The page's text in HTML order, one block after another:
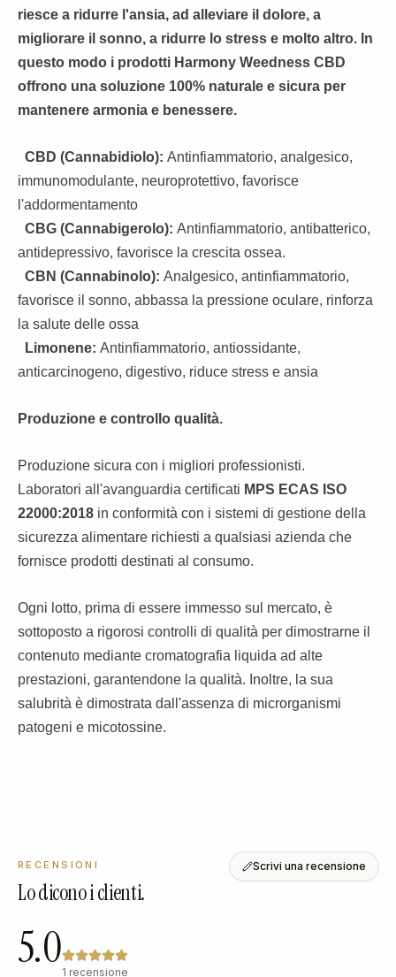
riesce a ridurre l'ansia, ad alleviare il dolore, a
migliorare il sonno, a ridurre lo stress e molto altro. In
questo modo i prodotti Harmony Weedness CBD
offrono una soluzione 100% naturale e sicura per
mantenere armonia e benessere.
CBD (Cannabidiolo): Antinfiammatorio, analgesico,
immunomodulante, neuroprotettivo, favorisce
l'addormentamento
CBG (Cannabigerolo): Antinfiammatorio, antibatterico,
antidepressivo, favorisce la crescita ossea.
CBN (Cannabinolo): Analgesico, antinfiammatorio,
favorisce il sonno, abbassa la pressione oculare, rinforza
la salute delle ossa
Limonene: Antinfiammatorio, antiossidante,
anticarcinogeno, digestivo, riduce stress e ansia
Produzione e controllo qualità.
Produzione sicura con i migliori professionisti.
Laboratori all'avanguardia certificati MPS ECAS ISO
22000:2018 in conformità con i sistemi di gestione della
sicurezza alimentare richiesti a qualsiasi azienda che
fornisce prodotti destinati al consumo.
Ogni lotto, prima di essere immesso sul mercato, è
sottoposto a rigorosi controlli di qualità per dimostrarne il
contenuto mediante cromatografia liquida ad alte
prestazioni, garantendone la qualità. Inoltre, la sua
salubrità è dimostrata dall'assenza di microrganismi
patogeni e micotossine.
RECENSIONI
Lo dicono i clienti.
Scrivi una recensione
5.01 recensione